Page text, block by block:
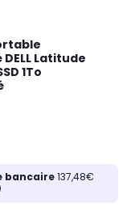
Latitude
1To
bancaire137,48€